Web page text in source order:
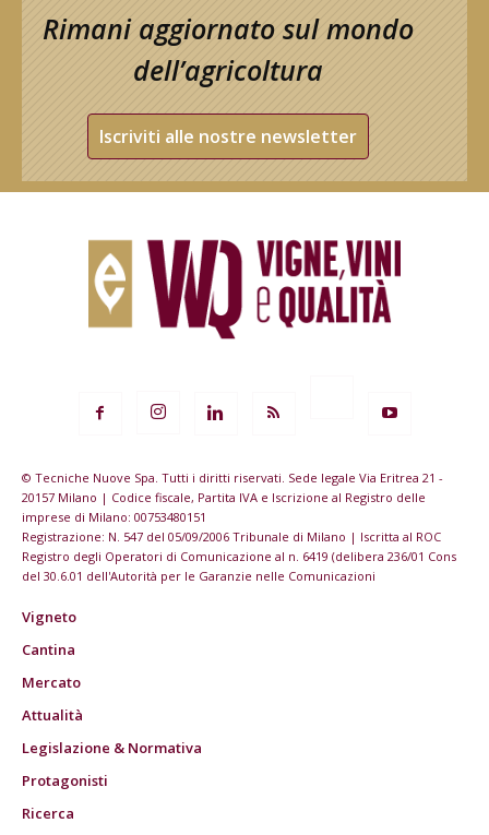
Rimani aggiornato sul mondo
dell’agricoltura
Iscriviti alle nostre newsletter
© Tecniche Nuove Spa. Tutti i diritti riservati. Sede legale Via Eritrea 21 -
20157 Milano | Codice fiscale, Partita IVA e Iscrizione al Registro delle
imprese di Milano: 00753480151
Registrazione: N. 547 del 05/09/2006 Tribunale di Milano | Iscritta al ROC
Registro degli Operatori di Comunicazione al n. 6419 (delibera 236/01 Cons
del 30.6.01 dell'Autorità per le Garanzie nelle Comunicazioni
Vigneto
Cantina
Mercato
Attualità
Legislazione & Normativa
Protagonisti
Ricerca